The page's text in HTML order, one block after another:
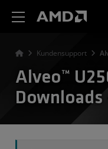
Kundensupport
Alveo™